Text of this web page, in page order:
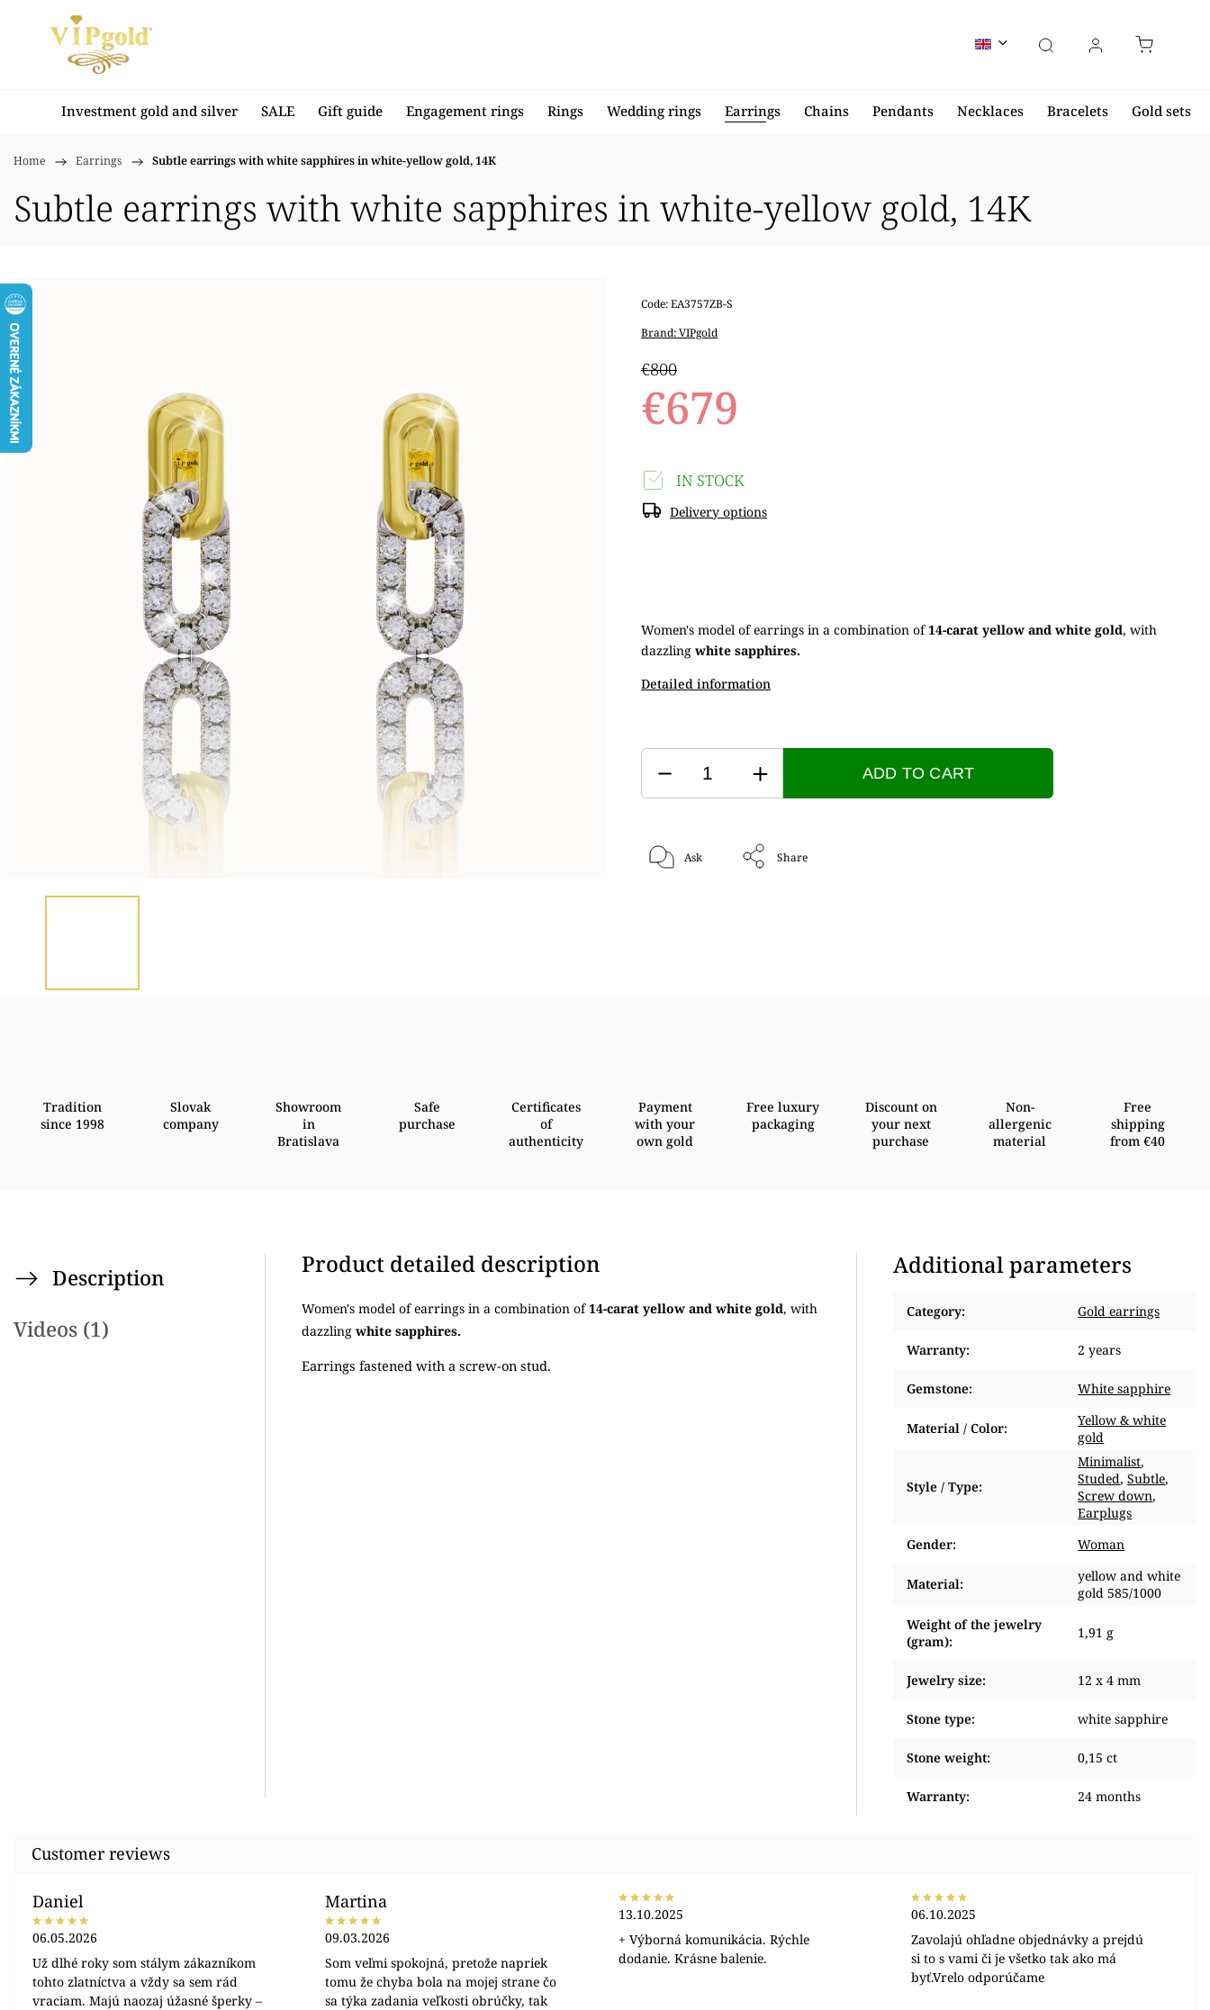
Investment gold and silver SALE Gift guide Engagement rings Rings Wedding rings Earrings Chains Pendants Necklaces Bracelets Gold sets
Home / Earrings / Subtle earrings with white sapphires in white-yellow gold, 14K
Subtle earrings with white sapphires in white-yellow gold, 14K
Brand:VIPgold
€800
€679
Code:EA3757ZB-S
Women's model of earrings in a combination of14-carat yellow and white gold, with
dazzlingwhite sapphires.
Detailed information
IN STOCK
Delivery options
ADD TO CART
Ask Share
Tradition
since 1998
Slovak
company
Showroom
in
Bratislava
Safe
purchase
Certificates
of
authenticity
Payment
with your
own gold
Free luxury
packaging
Discount on
your next
purchase
Non-
allergenic
material
Free
shipping
from €40
Description
Videos (1)
Product detailed description
Women's model of earrings in a combination of14-carat yellow and white gold, with
dazzling white sapphires.
Earrings fastened with a screw-on stud.
Additional parameters
Category: Gold earrings
Warranty: 2 years
Gemstone: White sapphire
Material / Color:
Yellow & white
gold
Style / Type:
Minimalist,
Studed,Subtle,
Screw down,
Earplugs
Gender: Woman
Material:
yellow and white
gold 585/1000
Weight of the jewelry
(gram):
1,91 g
Jewelry size: 12 x 4 mm
Stone type: white sapphire
Stone weight: 0,15 ct
Warranty: 24 months
Daniel
06.05.2026
Už dlhé roky som stálym zákazníkom
tohto zlatníctva a vždy sa sem rád
vraciam. Majú naozaj úžasné šperky –
Martina
09.03.2026
Som veľmi spokojná, pretože napriek
tomu že chyba bola na mojej strane čo
sa týka zadania veľkosti obrúčky, tak
13.10.2025
+ Výborná komunikácia. Rýchle
dodanie. Krásne balenie.
06.10.2025
Zavolajú ohľadne objednávky a prejdú
si to s vami či je všetko tak ako má
byť.Vrelo odporúčame